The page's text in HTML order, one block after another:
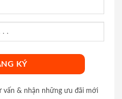
& nhận những ưu đãi mới